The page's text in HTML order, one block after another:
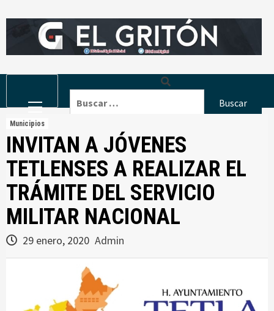
to
Menu
Municipios
INVITAN A JÓVENES
TETLENSES A REALIZAR EL
TRÁMITE DEL SERVICIO
MILITAR NACIONAL
29 enero, 2020 Admin